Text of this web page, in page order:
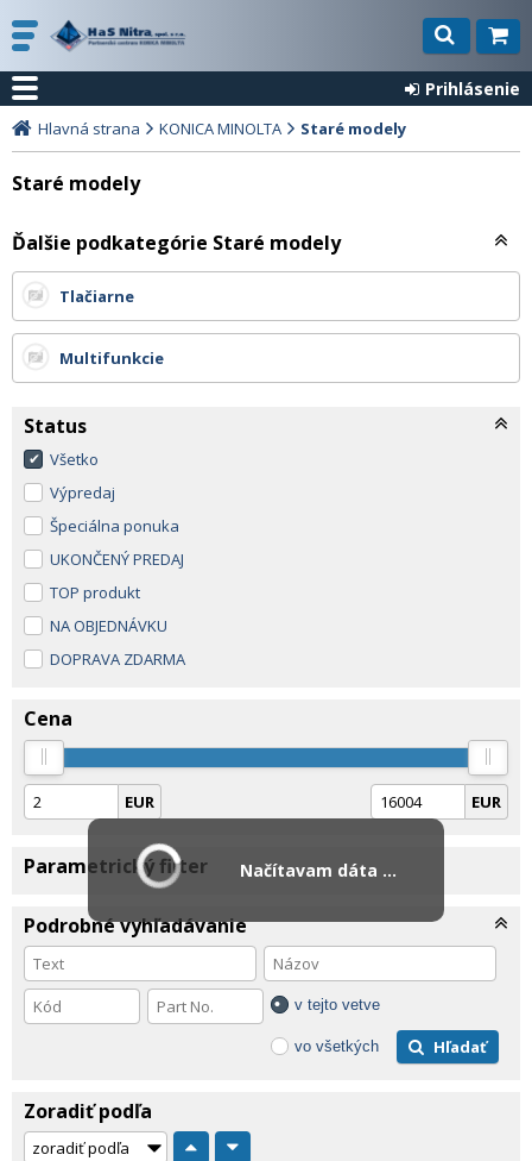
Prihlásenie
Hlavná strana KONICA MINOLTA Staré modely
Staré modely
Ďalšie podkategórie Staré modely
Tlačiarne
Multifunkcie
Status
Všetko
Výpredaj
Špeciálna ponuka
UKONČENÝ PREDAJ
TOP produkt
NA OBJEDNÁVKU
DOPRAVA ZDARMA
Cena
EUR EUR
Parametrický filter
Podrobné vyhľadávanie
v tejto vetve
vo všetkých Hľadať
Zoradiť podľa
Načítavam dáta ...